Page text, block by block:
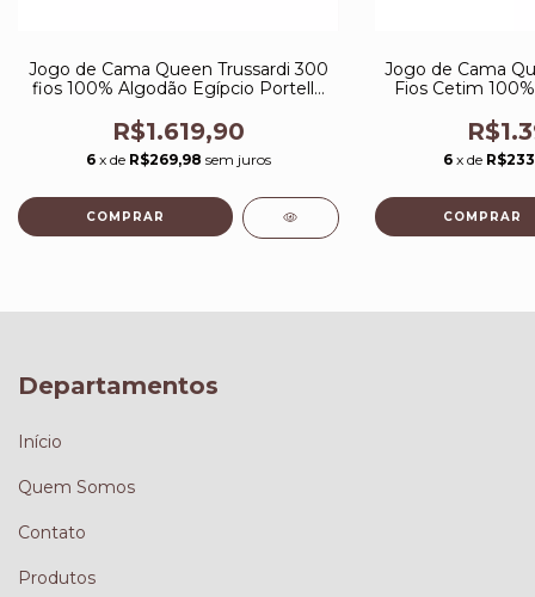
Jogo de Cama Queen Trussardi 300
fios 100% Algodão Egípcio Portello
R$1.619,90
6 x de R$269,98 sem juros
Jogo de Cama
Fios Cetim
6 x de
Departamentos
Início
Quem Somos
Contato
Produtos